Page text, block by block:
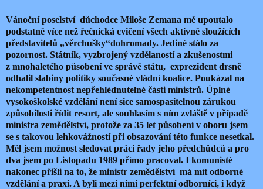
Vánoční poselství důchodce Miloše Zemana mě upoutalo
podstatně více než řečnická cvičení všech aktivně sloužících
představitelů „věrchušky“dohromady. Jediné stálo za
pozornost. Státník, vyzbrojený vzdělaností a zkušenostmi
z mnohaletého působení ve správě státu, exprezident drsně
odhalil slabiny politiky současné vládní koalice. Poukázal na
nekompetentnost nepřehlédnutelné části ministrů. Úplné
vysokoškolské vzdělání není sice samospasitelnou zárukou
způsobilosti řídit resort, ale souhlasím s ním zvláště v případě
ministra zemědělství, protože za 35 let působení v oboru jsem
se s takovou lehkovážností při obsazování této funkce nesetkal.
Měl jsem možnost sledovat práci řady jeho předchůdců a pro
dva jsem po Listopadu 1989 přímo pracoval. I komunisté
nakonec přišli na to, že ministr zemědělství má mít odborné
vzdělání a praxi. A byli mezi nimi perfektní odborníci, i když